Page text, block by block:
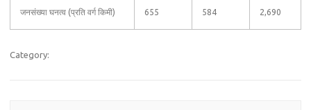
जनसंख्या घनत्व (प्रति वर्ग किमी) 655 584 2,690
Category: